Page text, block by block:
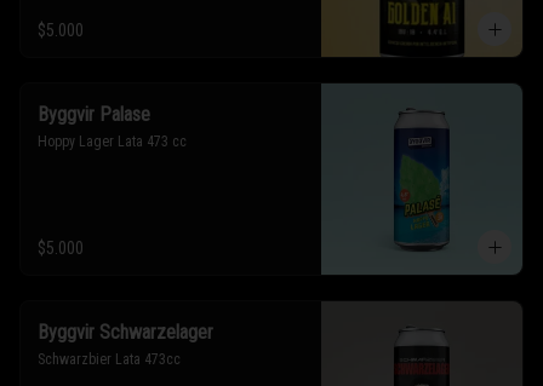
$5.000
Byggvir Palase
Hoppy Lager Lata 473 cc
$5.000
Byggvir Schwarzelager
Schwarzbier Lata 473cc